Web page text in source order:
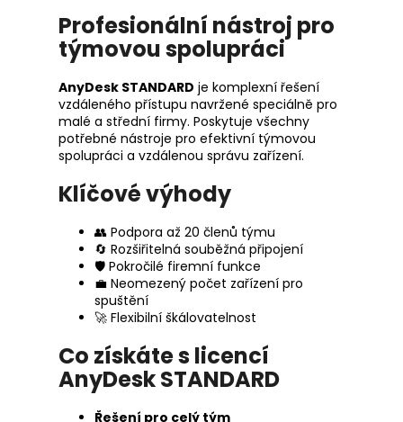
Profesionální nástroj pro
týmovou spolupráci
AnyDesk STANDARD je komplexní řešení
vzdáleného přístupu navržené speciálně pro
malé a střední firmy. Poskytuje všechny
potřebné nástroje pro efektivní týmovou
spolupráci a vzdálenou správu zařízení.
Klíčové výhody
👥 Podpora až 20 členů týmu
🔄 Rozšiřitelná souběžná připojení
🛡️ Pokročilé firemní funkce
💼 Neomezený počet zařízení pro
spuštění
🚀 Flexibilní škálovatelnost
Co získáte s licencí
AnyDesk STANDARD
Řešení pro celý tým